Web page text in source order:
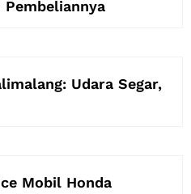
Udara Segar,
Mobil Honda